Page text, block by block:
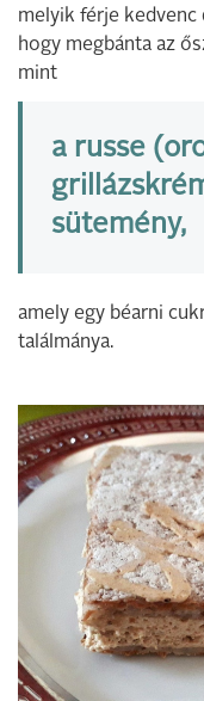
melyik férje kedvenc
hogy megbánta az
mint
a russe
sütemény,
amely egy béarni
találmánya.